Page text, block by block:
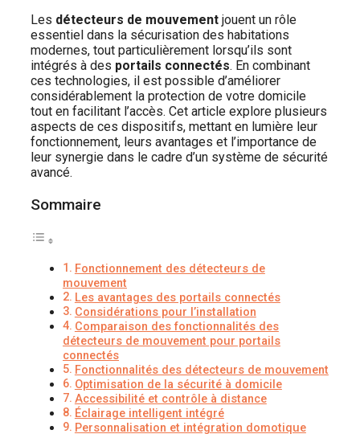
Les détecteurs de mouvement jouent un rôle
essentiel dans la sécurisation des habitations
modernes, tout particulièrement lorsqu’ils sont
intégrés à des portails connectés. En combinant
ces technologies, il est possible d’améliorer
considérablement la protection de votre domicile
tout en facilitant l’accès. Cet article explore plusieurs
aspects de ces dispositifs, mettant en lumière leur
fonctionnement, leurs avantages et l’importance de
leur synergie dans le cadre d’un système de sécurité
avancé.
Sommaire
Fonctionnement des détecteurs de
mouvement
Les avantages des portails connectés
Considérations pour l’installation
Comparaison des fonctionnalités des
détecteurs de mouvement pour portails
connectés
Fonctionnalités des détecteurs de mouvement
Optimisation de la sécurité à domicile
Accessibilité et contrôle à distance
Éclairage intelligent intégré
Personnalisation et intégration domotique